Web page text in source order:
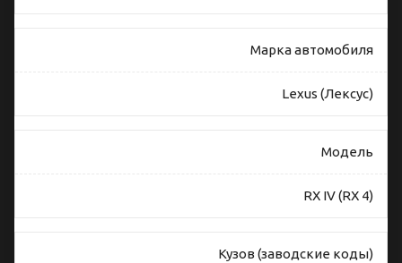
Марка автомобиля
Lexus (Лексус)
Модель
RX IV (RX 4)
Кузов (заводские коды)